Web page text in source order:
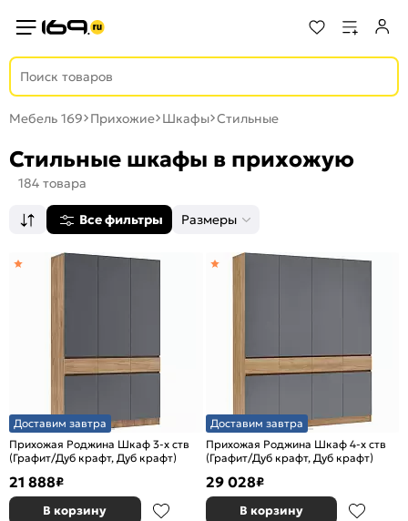
Мебель 169 Прихожие Шкафы Стильные
Стильные шкафы в прихожую
184 товара
Все фильтры Размеры
Доставим завтра
Прихожая Роджина Шкаф 3-х ств
(Графит/Дуб крафт, Дуб крафт)
21 888₽
В корзину
Доставим завтра
Прихожая Роджина Шкаф 4-х ств
(Графит/Дуб крафт, Дуб крафт)
29 028₽
В корзину